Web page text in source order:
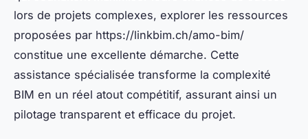
lors de projets complexes, explorer les ressources
proposées par https://linkbim.ch/amo-bim/
constitue une excellente démarche. Cette
assistance spécialisée transforme la complexité
BIM en un réel atout compétitif, assurant ainsi un
pilotage transparent et efficace du projet.